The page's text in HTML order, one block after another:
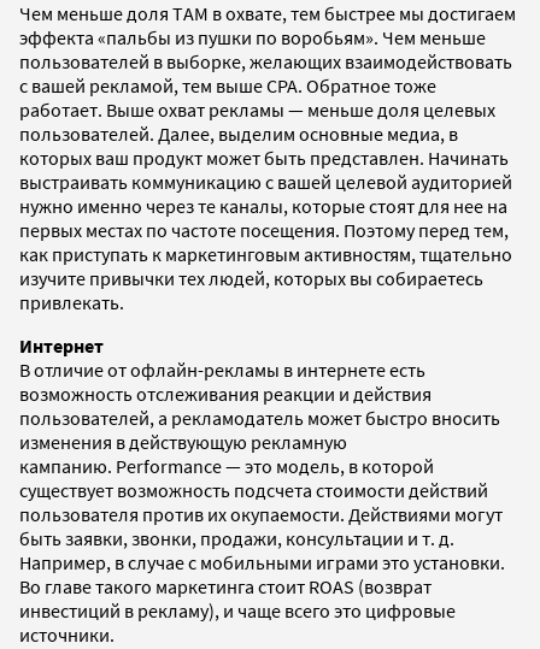
Чем меньше доля ТAM в охвате, тем быстрее мы достигаем
эффекта «пальбы из пушки по воробьям». Чем меньше
пользователей в выборке, желающих взаимодействовать
с вашей рекламой, тем выше CPA. Обратное тоже
работает. Выше охват рекламы — меньше доля целевых
пользователей. Далее, выделим основные медиа, в
которых ваш продукт может быть представлен. Начинать
выстраивать коммуникацию с вашей целевой аудиторией
нужно именно через те каналы, которые стоят для нее на
первых местах по частоте посещения. Поэтому перед тем,
как приступать к маркетинговым активностям, тщательно
изучите привычки тех людей, которых вы собираетесь
привлекать.
Интернет
В отличие от офлайн-рекламы в интернете есть
возможность отслеживания реакции и действия
пользователей, а рекламодатель может быстро вносить
изменения в действующую рекламную
кампанию. Performance — это модель, в которой
существует возможность подсчета стоимости действий
пользователя против их окупаемости. Действиями могут
быть заявки, звонки, продажи, консультации и т. д.
Например, в случае с мобильными играми это установки.
Во главе такого маркетинга стоит ROAS (возврат
инвестиций в рекламу), и чаще всего это цифровые
источники.